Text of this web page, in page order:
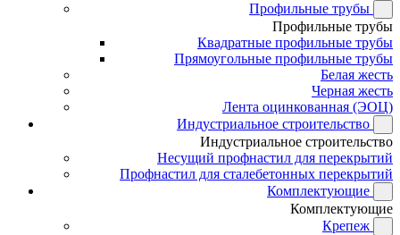
Профильные трубы
Профильные трубы
Квадратные профильные трубы
Прямоугольные профильные трубы
Белая жесть
Черная жесть
Лента оцинкованная (ЭОЦ)
Индустриальное строительство
Индустриальное строительство
Несущий профнастил для перекрытий
Профнастил для сталебетонных перекрытий
Комплектующие
Комплектующие
Крепеж